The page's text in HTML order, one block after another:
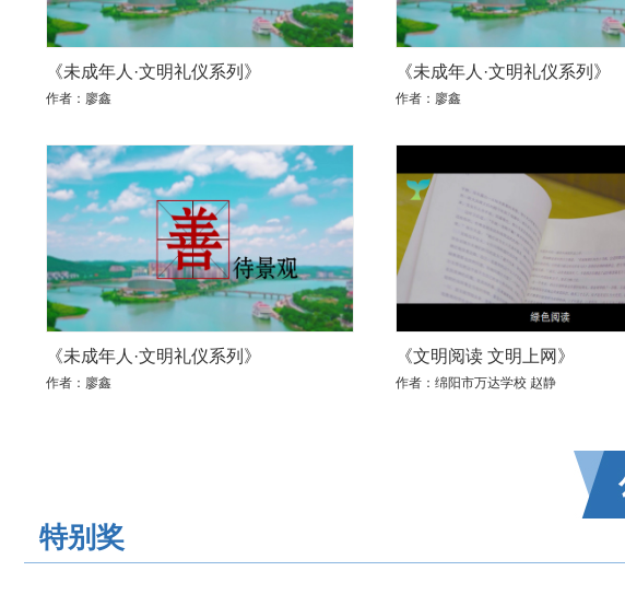
《未成年人·文明礼仪系列》
作者：廖鑫
《未成年人·文明礼仪系列》
作者：廖鑫
《未成年人·文明礼仪系列》
作者：廖鑫
《文明阅读 文明上网》
作者：绵阳市万达学校 赵静
特别奖